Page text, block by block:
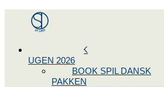
Menu
SPIL DANSK
UGEN 2026
BOOK SPIL DANSK
PAKKEN